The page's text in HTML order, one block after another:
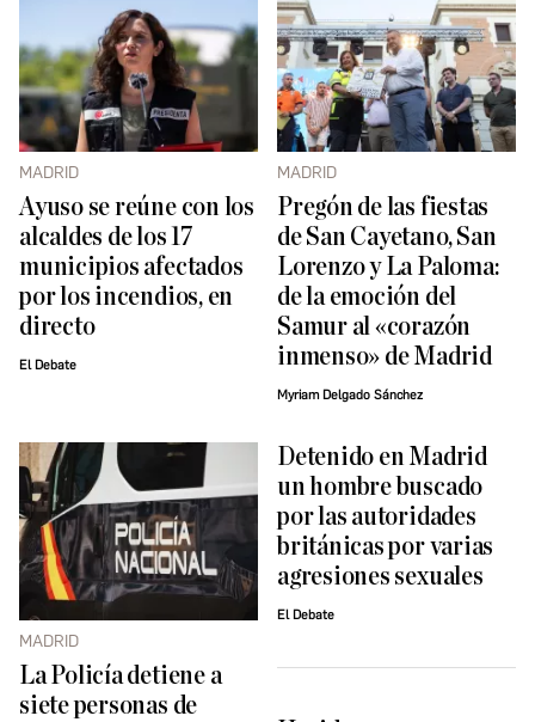
MADRID
Ayuso se reúne con los
alcaldes de los 17
municipios afectados
por los incendios, en
directo
El Debate
MADRID
Pregón de las fiestas
de San Cayetano, San
Lorenzo y La Paloma:
de la emoción del
Samur al «corazón
inmenso» de Madrid
Myriam Delgado Sánchez
MADRID
La Policía detiene a
siete personas de
Detenido en Madrid
un hombre buscado
por las autoridades
británicas por varias
agresiones sexuales
El Debate